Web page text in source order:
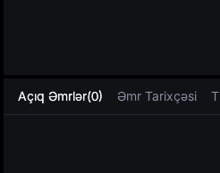
Açıq Əmrlər(0) Əmr Tarixçəsi